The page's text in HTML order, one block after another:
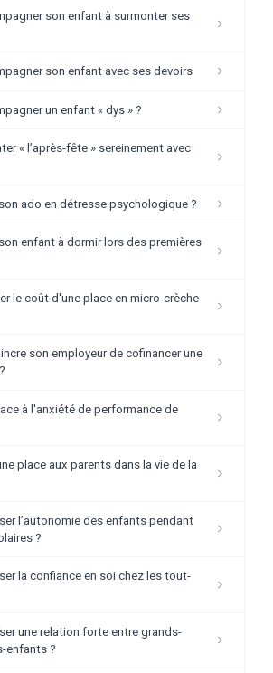
son enfant à surmonter ses
son enfant avec ses devoirs
un enfant « dys » ?
« l’après-fête » sereinement avec
ado en détresse psychologique ?
enfant à dormir lors des premières
le coût d'une place en micro-crèche
son employeur de cofinancer une
à l'anxiété de performance de
place aux parents dans la vie de la
l’autonomie des enfants pendant
?
la confiance en soi chez les tout-
une relation forte entre grands-
enfants ?